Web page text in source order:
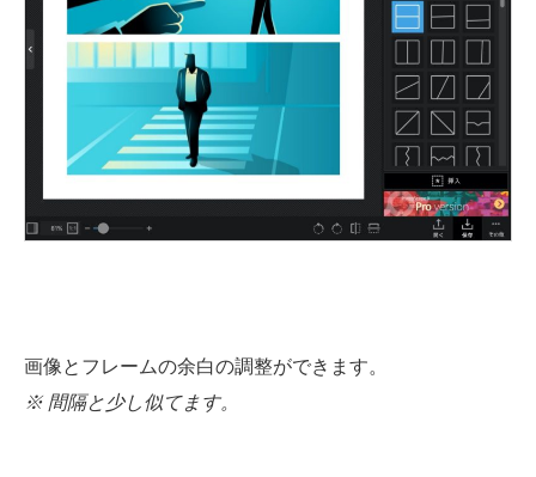
画像とフレームの余白の調整ができます。
※ 間隔と少し似てます。